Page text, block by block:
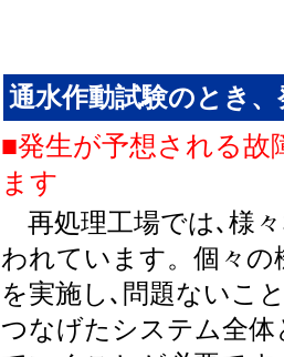
通水作動試験のとき
■発生が予想される故
ます
再処理工場では､様
われています。個々の
を実施し､問題ないこ
つなげたシステム全